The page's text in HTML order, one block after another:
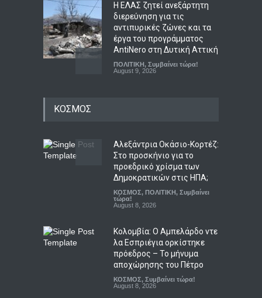
Η ΕΛΑΣ ζητεί ανεξάρτητη
διερεύνηση για τις
αντιπυρικές ζώνες και τα
έργα του προγράμματος
AntiNero στη Δυτική Αττική
ΠΟΛΙΤΙΚΗ, Συμβαίνει τώρα!
August 9, 2026
LIFESTYLE,ΠΟΛΙΤΙΚΗ
August 8, 2026
Τα σημαντικότερα νέα της
ημέρας
Συμβαίνει τώρα!
Ημέρας
ΚΟΣΜΟΣ
Αλεξάντρια Οκάσιο-Κορτέζ:
Στο προσκήνιο για το
προεδρικό χρίσμα των
Δημοκρατικών στις ΗΠΑ;
ΚΟΣΜΟΣ, ΠΟΛΙΤΙΚΗ, Συμβαίνει
τώρα!
August 8, 2026
Κολομβία: Ο Αμπελάρδο ντε
λα Εσπριέγια ορκίστηκε
πρόεδρος – Το μήνυμα
αποχώρησης του Πέτρο
ΚΟΣΜΟΣ, Συμβαίνει τώρα!
August 8, 2026